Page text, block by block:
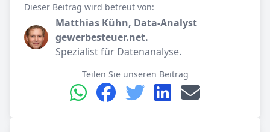
Dieser Beitrag wird betreut von:
Matthias Kühn, Data-Analyst
gewerbesteuer.net.
Spezialist für Datenanalyse.
Teilen Sie unseren Beitrag